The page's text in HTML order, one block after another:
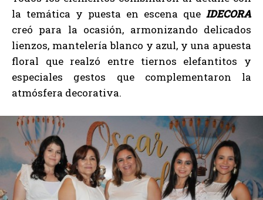
la temática y puesta en escena que IDECORA
creó para la ocasión, armonizando delicados
lienzos, mantelería blanco y azul, y una apuesta
floral que realzó entre tiernos elefantitos y
especiales gestos que complementaron la
atmósfera decorativa.